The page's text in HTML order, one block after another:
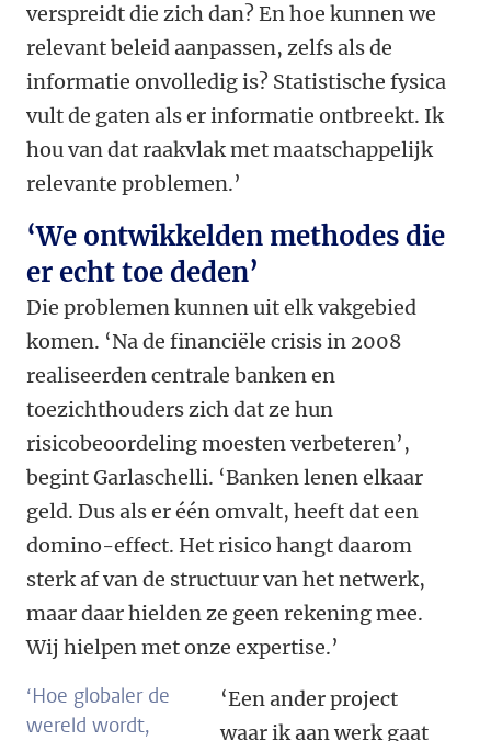
verspreidt die zich dan? En hoe kunnen we
relevant beleid aanpassen, zelfs als de
informatie onvolledig is? Statistische fysica
vult de gaten als er informatie ontbreekt. Ik
hou van dat raakvlak met maatschappelijk
relevante problemen.’
‘We ontwikkelden methodes die
er echt toe deden’
Die problemen kunnen uit elk vakgebied
komen. ‘Na de financiële crisis in 2008
realiseerden centrale banken en
toezichthouders zich dat ze hun
risicobeoordeling moesten verbeteren’,
begint Garlaschelli. ‘Banken lenen elkaar
geld. Dus als er één omvalt, heeft dat een
domino-effect. Het risico hangt daarom
sterk af van de structuur van het netwerk,
maar daar hielden ze geen rekening mee.
Wij hielpen met onze expertise.’
‘Hoe globaler de
wereld wordt,
‘Een ander project
waar ik aan werk gaat